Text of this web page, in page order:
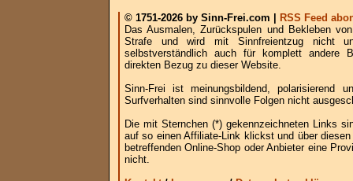
© 1751-2026 by Sinn-Frei.com |
RSS Feed
Das Ausmalen, Zurückspulen und Bekleben
Strafe und wird mit Sinnfreientzug nicht
selbstverständlich auch für komplett andere
direkten Bezug zu dieser Website.
Sinn-Frei ist meinungsbildend, polarisierend
Surfverhalten sind sinnvolle Folgen nicht
Die mit Sternchen (*) gekennzeichneten Links
auf so einen Affiliate-Link klickst und über
betreffenden Online-Shop oder Anbieter eine
nicht.